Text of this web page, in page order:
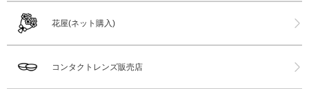
花屋(ネット購入)
コンタクトレンズ販売店